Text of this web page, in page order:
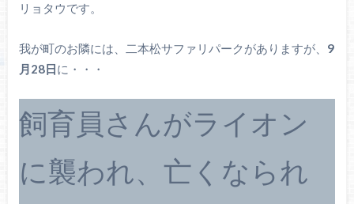
リョタウです。
我が町のお隣には、二本松サファリパークがありますが、 9
月28日に・・・
飼育員さんがライオン
に襲われ、亡くなられ